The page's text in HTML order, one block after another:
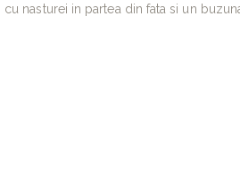
nasturei in partea din fata si un